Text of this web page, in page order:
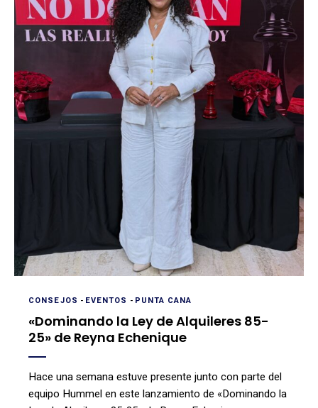
CONSEJOS - EVENTOS - PUNTA CANA
«Dominando la Ley de Alquileres 85-
25» de Reyna Echenique
Hace una semana estuve presente junto con parte del
equipo Hummel en este lanzamiento de «Dominando la